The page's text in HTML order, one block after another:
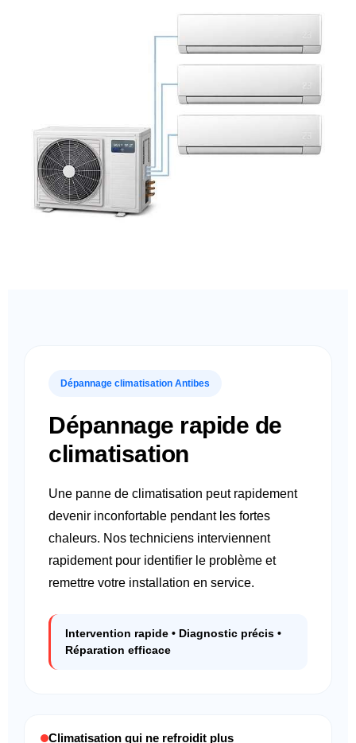
Dépannage climatisation Antibes
Dépannage rapide de
climatisation
Une panne de climatisation peut rapidement
devenir inconfortable pendant les fortes
chaleurs. Nos techniciens interviennent
rapidement pour identifier le problème et
remettre votre installation en service.
Intervention rapide • Diagnostic précis •
Réparation efficace
Climatisation qui ne refroidit plus